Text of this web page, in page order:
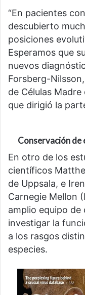
“En pacientes
descubierto
posiciones
Esperamos que
nuevos
Forsberg-
de Células
que dirigió la
Conservación de
En otro de los
científicos
de Uppsala, e
Carnegie Mellon
amplio equipo
investigar la
a los rasgos
especies.